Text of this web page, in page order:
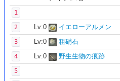
1
2 Lv:0 イエローアルメン
3 Lv:0 粗硝石
4 Lv:0 野生生物の痕跡
5